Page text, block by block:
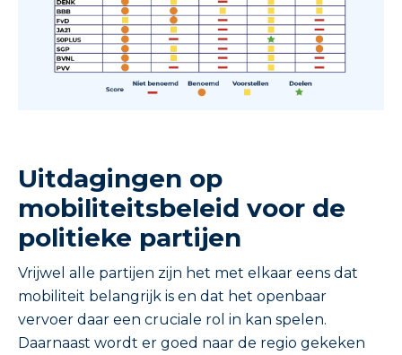
Uitdagingen op
mobiliteitsbeleid voor de
politieke partijen
Vrijwel alle partijen zijn het met elkaar eens dat
mobiliteit belangrijk is en dat het openbaar
vervoer daar een cruciale rol in kan spelen.
Daarnaast wordt er goed naar de regio gekeken